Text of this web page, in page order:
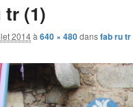
tr (1)
2014à 640 × 480dansfab ru tr